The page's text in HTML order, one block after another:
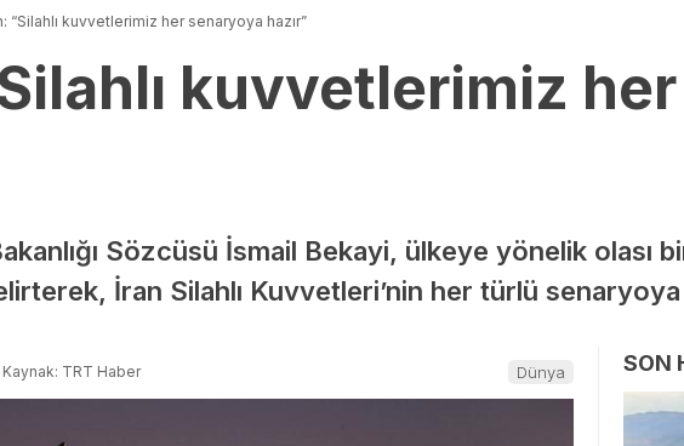
“Silahlı kuvvetlerimiz her senaryoya hazır”
kuvvetlerimiz
Sözcüsü İsmail Bekayi, ülkeye yönelik olası
İran Silahlı Kuvvetleri’nin her türlü senaryoya
Kaynak: TRT Haber Dünya SON